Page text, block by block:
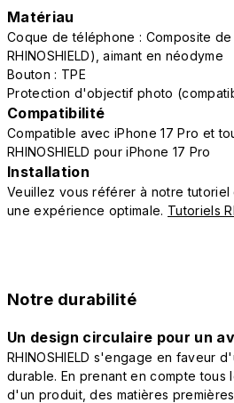
Matériau
Coque de téléphone : Composite
RHINOSHIELD), aimant en néodyme
Bouton : TPE
Protection d'objectif photo
Compatibilité
Compatible avec iPhone 17 Pro et
RHINOSHIELD pour iPhone 17 Pro
Installation
Veuillez vous référer à notre
une expérience optimale. Tutoriels
Notre durabilité
Un design circulaire pour un
RHINOSHIELD s'engage en faveur
durable. En prenant en compte
d'un produit, des matières